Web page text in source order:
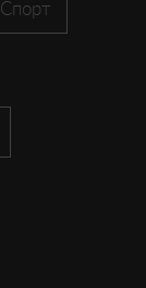
Спорт